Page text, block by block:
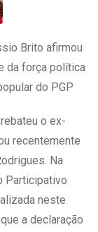
Brito afirmou
da força política
do PGP
o ex-
recentemente
Na
Participativo
neste
a declaração